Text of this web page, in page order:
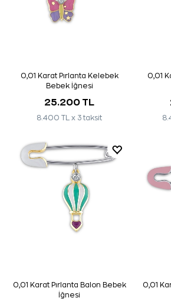
0,01 Karat Pırlanta Kelebek
Bebek İğnesi
25.200 TL
8.400 TL x 3 taksit
0,01
0,01 Karat Pırlanta Balon Bebek
İğnesi
0,01